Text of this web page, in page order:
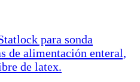
para sonda
de alimentación enteral,
de latex.